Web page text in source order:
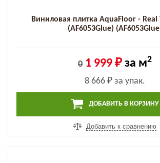
Виниловая плитка AquaFloor -
(AF6053Glue)
0 1 999 ₽ за м2
8 666 ₽ за упак.
ДОБАВИТЬ В КОРЗИНУ
Добавить к сравнению